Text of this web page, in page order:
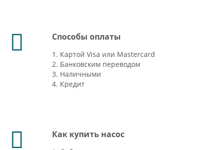
Способы оплаты
1. Картой Visa или Mastercard
2. Банковским переводом
3. Наличными
4. Кредит
Как купить насос